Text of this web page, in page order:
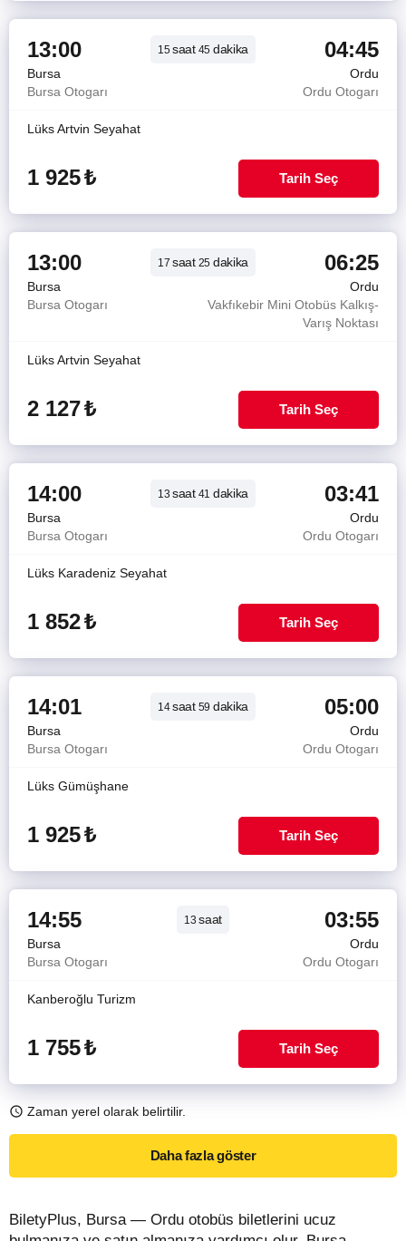
13:00 15saat45 dakika 04:45
Bursa
Ordu
Bursa Otogarı
Ordu Otogarı
Lüks Artvin Seyahat
1 925₺ Tarih Seç
13:00 17saat25 dakika 06:25
Bursa
Ordu
Bursa Otogarı
Vakfıkebir Mini Otobüs Kalkış-
Varış Noktası
Lüks Artvin Seyahat
2 127₺ Tarih Seç
14:00 13saat41 dakika 03:41
Bursa
Ordu
Bursa Otogarı
Ordu Otogarı
Lüks Karadeniz Seyahat
1 852₺ Tarih Seç
14:01 14saat59 dakika 05:00
Bursa
Ordu
Bursa Otogarı
Ordu Otogarı
Lüks Gümüşhane
1 925₺ Tarih Seç
14:55 13saat 03:55
Bursa
Ordu
Bursa Otogarı
Ordu Otogarı
Kanberoğlu Turizm
1 755₺ Tarih Seç
Zaman yerel olarak belirtilir.
Daha fazla göster
BiletyPlus, Bursa — Ordu otobüs biletlerini ucuz